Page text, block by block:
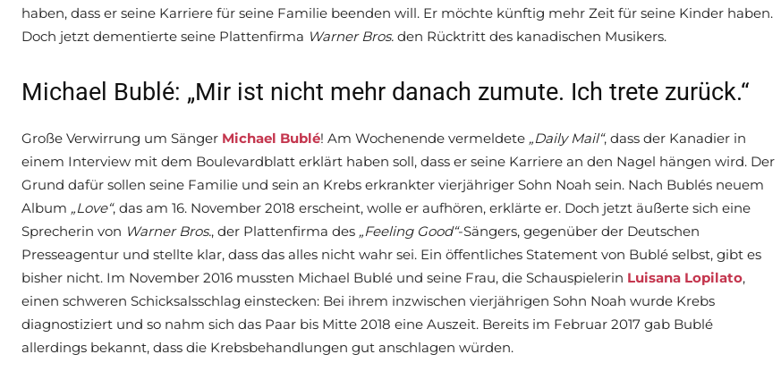
haben, dass er seine Karriere für seine Familie beenden will. Er möchte künftig mehr Zeit für seine Kinder haben.
Doch jetzt dementierte seine Plattenfirma Warner Bros. den Rücktritt des kanadischen Musikers.
Michael Bublé: „Mir ist nicht mehr danach zumute. Ich trete zurück.“
Große Verwirrung um Sänger Michael Bublé! Am Wochenende vermeldete „Daily Mail“, dass der Kanadier in
einem Interview mit dem Boulevardblatt erklärt haben soll, dass er seine Karriere an den Nagel hängen wird. Der
Grund dafür sollen seine Familie und sein an Krebs erkrankter vierjähriger Sohn Noah sein. Nach Bublés neuem
Album „Love“, das am 16. November 2018 erscheint, wolle er aufhören, erklärte er. Doch jetzt äußerte sich eine
Sprecherin von Warner Bros., der Plattenfirma des „Feeling Good“-Sängers, gegenüber der Deutschen
Presseagentur und stellte klar, dass das alles nicht wahr sei. Ein öffentliches Statement von Bublé selbst, gibt es
bisher nicht. Im November 2016 mussten Michael Bublé und seine Frau, die Schauspielerin Luisana Lopilato,
einen schweren Schicksalsschlag einstecken: Bei ihrem inzwischen vierjährigen Sohn Noah wurde Krebs
diagnostiziert und so nahm sich das Paar bis Mitte 2018 eine Auszeit. Bereits im Februar 2017 gab Bublé
allerdings bekannt, dass die Krebsbehandlungen gut anschlagen würden.